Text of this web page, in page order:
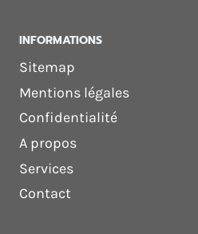
INFORMATIONS
Sitemap
Mentions légales
Confidentialité
A propos
Services
Contact